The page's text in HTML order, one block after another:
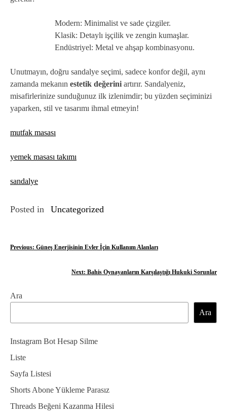
Modern: Minimalist ve sade çizgiler.
Klasik: Detaylı işçilik ve zengin kumaşlar.
Endüstriyel: Metal ve ahşap kombinasyonu.
Unutmayın, doğru sandalye seçimi, sadece konfor değil, aynı
zamanda mekanın estetik değerini artırır. Sandalyeniz,
misafirlerinize sunduğunuz ilk izlenimdir; bu yüzden seçiminizi
yaparken, stil ve tasarımı ihmal etmeyin!
mutfak masası
yemek masası takımı
sandalye
Posted in Uncategorized
Y
ı
g
e
z
i
n
Previous: Güneş Enerjisinin Evler İçin Kullanım Alanları
Next: Bahis Oynayanların Karşılaştığı Hukuki Sorunlar
Ara
Ara
Instagram Bot Hesap Silme
Liste
Sayfa Listesi
Shorts Abone Yükleme Parasız
Threads Beğeni Kazanma Hilesi